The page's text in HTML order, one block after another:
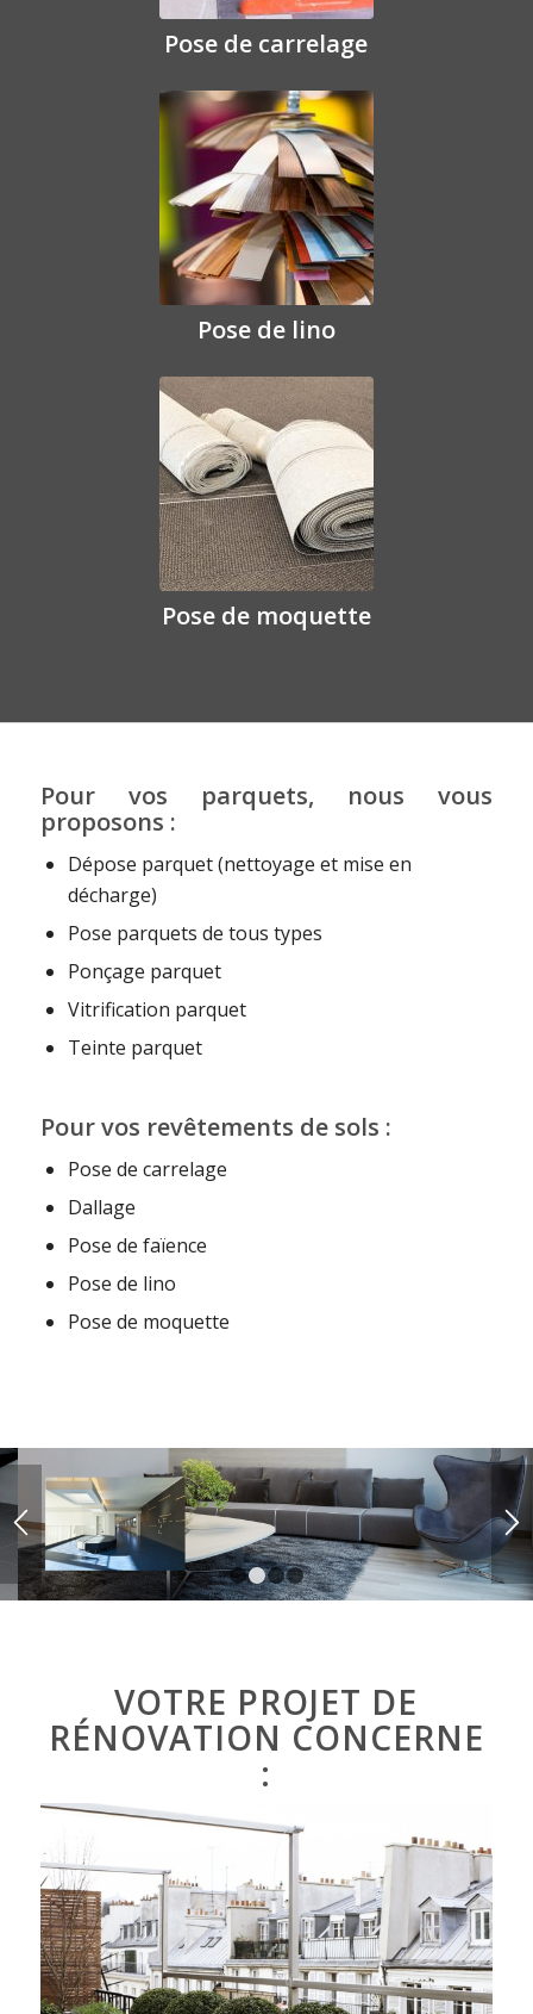
Pose de carrelage
Pose de lino
Pose de moquette
Pour vos parquets, nous vous
proposons :
Dépose parquet (nettoyage et mise en
décharge)
Pose parquets de tous types
Ponçage parquet
Vitrification parquet
Teinte parquet
Pour vos revêtements de sols :
Pose de carrelage
Dallage
Pose de faïence
Pose de lino
Pose de moquette
POSE LINO
1 2 4
VOTRE PROJET DE
RÉNOVATION CONCERNE
: